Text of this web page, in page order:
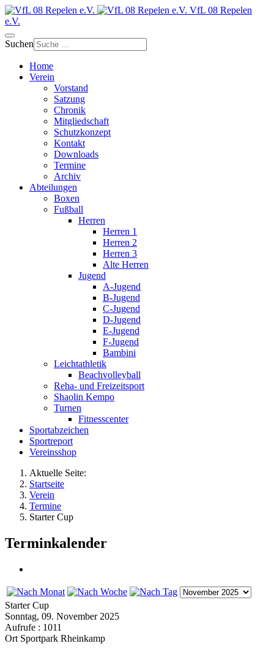
VfL 08 Repelen
e.V.
Suchen
Home
Verein
Vorstand
Satzung
Chronik
Mitgliedschaft
Schutzkonzept
Kontakt
Downloads
Termine
Archiv
Abteilungen
Boxen
Fußball
Herren
Herren 1
Herren 2
Herren 3
Alte Herren
Jugend
A-Jugend
B-Jugend
C-Jugend
D-Jugend
E-Jugend
F-Jugend
Bambini
Leichtathletik
Beachvolleyball
Reha- und Freizeitsport
Shaolin Kempo
Turnen
Fitnesscenter
Sportabzeichen
Sportreport
Vereinsshop
Aktuelle Seite:
Startseite
Verein
Termine
Starter Cup
Terminkalender
Starter Cup
Sonntag, 09. November 2025
Aufrufe : 1011
Ort Sportpark Rheinkamp